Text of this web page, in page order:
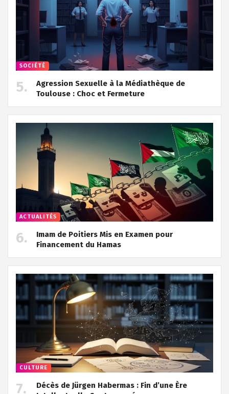
SOCIÉTÉ
Agression Sexuelle à la Médiathèque de
Toulouse : Choc et Fermeture
ACTUALITÉS
Imam de Poitiers Mis en Examen pour
Financement du Hamas
CULTURE
Décès de Jürgen Habermas : Fin d’une Ère